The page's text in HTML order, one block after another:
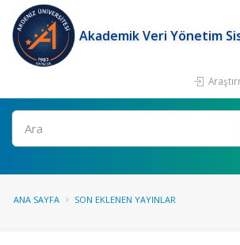
Akademik Veri Yönetim
Ara
ANA SAYFA SON EKLENEN YAYINLAR